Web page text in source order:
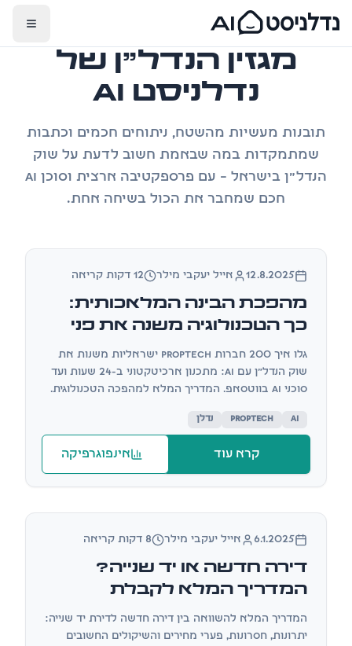
מגזין הנדל״ן של
נדלניסט AI
תובנות מעשיות מהשטח, ניתוחים חכמים וכתבות
שמתמקדות במה שבאמת חשוב לדעת על שוק
הנדל״ן בישראל – עם פרספקטיבה ארצית וסוכן AI
חכם שמחבר את הכול בשיחה אחת.
12.8.2025 אייל יעקבי מילר 12 דקות קריאה
מהפכת הבינה המלאכותית:
כך הטכנולוגיה משנה את פני
שוק הנדל״ן הישראלי ב-2025
גלו איך 200 חברות PropTech ישראליות משנות את
שוק הנדל״ן עם AI: מתכנון ארכיטקטוני ב-24 שעות ועד
סוכני AI בווטסאפ. המדריך המלא למהפכה הטכנולוגית.
AI
PropTech נדלן
קרא עוד אינפוגרפיקה
6.1.2025 אייל יעקבי מילר 8 דקות קריאה
דירה חדשה או יד שנייה?
המדריך המלא לקבלת
ההחלטה החשובה בחייכם
המדריך המלא להשוואה בין דירה חדשה לדירת יד שנייה:
יתרונות, חסרונות, פערי מחירים והשיקולים החשובים